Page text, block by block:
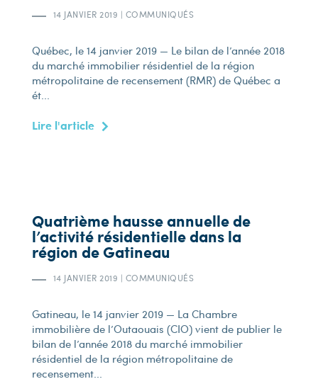
14 JANVIER 2019 | COMMUNIQUÉS
Québec, le 14 janvier 2019 — Le bilan de l’année 2018
du marché immobilier résidentiel de la région
métropolitaine de recensement (RMR) de Québec a
ét...
Lire l'article
Quatrième hausse annuelle de
l’activité résidentielle dans la
région de Gatineau
14 JANVIER 2019 | COMMUNIQUÉS
Gatineau, le 14 janvier 2019 — La Chambre
immobilière de l’Outaouais (CIO) vient de publier le
bilan de l’année 2018 du marché immobilier
résidentiel de la région métropolitaine de
recensement...